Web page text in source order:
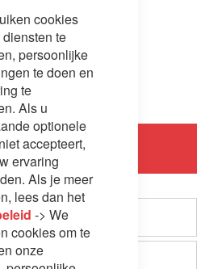
cookies
te
persoonlijke
te doen en
te
Als u
optionele
accepteert,
ervaring
Als je meer
lees dan het
-> We
cookies om te
onze
heeft een landelijke